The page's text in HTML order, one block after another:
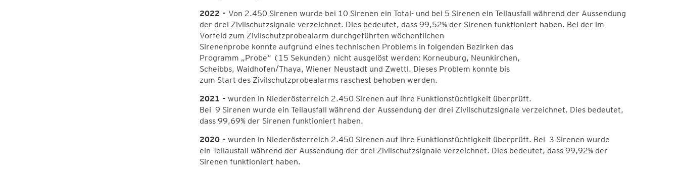
2022 - Von 2.450 Sirenen wurde bei 10 Sirenen ein Total- und bei 5 Sirenen ein Teilausfall während der Aussendung
der drei Zivilschutzsignale verzeichnet. Dies bedeutet, dass 99,52% der Sirenen funktioniert haben. Bei der im
Vorfeld zum Zivilschutzprobealarm durchgeführten wöchentlichen
Sirenenprobe konnte aufgrund eines technischen Problems in folgenden Bezirken das
Programm „Probe“ (15 Sekunden) nicht ausgelöst werden: Korneuburg, Neunkirchen,
Scheibbs, Waidhofen/Thaya, Wiener Neustadt und Zwettl. Dieses Problem konnte bis
zum Start des Zivilschutzprobealarms raschest behoben werden.
2021 - wurden in Niederösterreich 2.450 Sirenen auf ihre Funktionstüchtigkeit überprüft.
Bei 9 Sirenen wurde ein Teilausfall während der Aussendung der drei Zivilschutzsignale verzeichnet. Dies bedeutet,
dass 99,69% der Sirenen funktioniert haben.
2020 - wurden in Niederösterreich 2.450 Sirenen auf ihre Funktionstüchtigkeit überprüft. Bei 3 Sirenen wurde
ein Teilausfall während der Aussendung der drei Zivilschutzsignale verzeichnet. Dies bedeutet, dass 99,92% der
Sirenen funktioniert haben.